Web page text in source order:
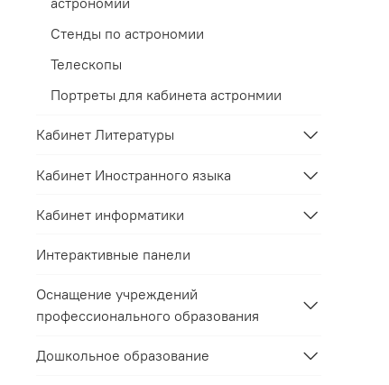
Стенды по астрономии
Телескопы
Портреты для кабинета астронмии
Кабинет Литературы
Кабинет Иностранного языка
Кабинет информатики
Интерактивные панели
Оснащение учреждений
профессионального образования
Дошкольное образование